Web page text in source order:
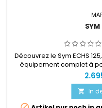
SYM
Découvrez le Sym ECHS
équipement complet à
écran LCD couleur,
ABS + TCS, et grande
CLEFS EN MAINS
LIGNE Plus d'info sur notre
 In